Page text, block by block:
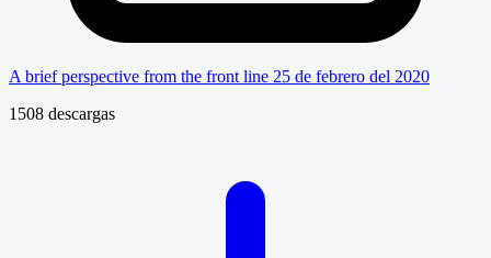
A brief perspective from the front line 25 de febrero del 2020
1508 descargas